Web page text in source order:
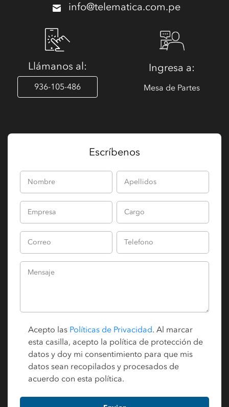
info@telematica.com.pe
Llámanos al:
936-105-486
Ingresa a:
Mesa de Partes
Escríbenos
Acepto las Políticas de Privacidad. Al marcar
esta casilla, acepto la política de protección de
datos y doy mi consentimiento para que mis
datos sean recopilados y procesados de
acuerdo con esta política.